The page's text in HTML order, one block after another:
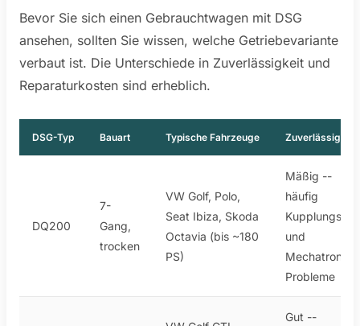
Bevor Sie sich einen Gebrauchtwagen mit DSG
ansehen, sollten Sie wissen, welche Getriebevariante
verbaut ist. Die Unterschiede in Zuverlässigkeit und
Reparaturkosten sind erheblich.
DSG-Typ Bauart Typische Fahrzeuge Zuverlässigkeit
DQ200
7-
Gang,
trocken
VW Golf, Polo,
Seat Ibiza, Skoda
Octavia (bis ~180
PS)
Mäßig --
häufig
Kupplungs-
und
Mechatronik-
Probleme
Gut --